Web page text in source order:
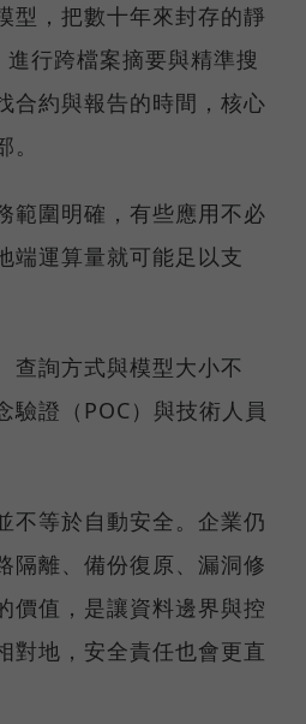
型，把數十年來封存的靜
行跨檔案摘要與精準搜
合約與報告的時間，核心
範圍明確，有些應用不必
端運算量就可能足以支
查詢方式與模型大小不
驗證（POC）與技術人員
不等於自動安全。企業仍
隔離、備份復原、漏洞修
價值，是讓資料邊界與控
對地，安全責任也會更直